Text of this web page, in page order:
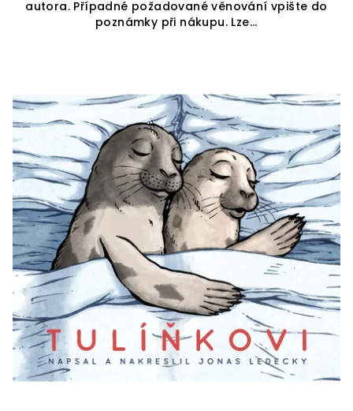
autora. Případné požadované věnování vpište do
poznámky při nákupu. Lze...